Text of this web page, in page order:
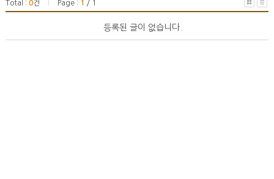
Total : 0건 Page : 1 / 1
등록된 글이 없습니다.